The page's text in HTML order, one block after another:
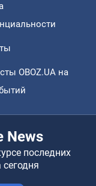
OBOZ.UA на
News
последних